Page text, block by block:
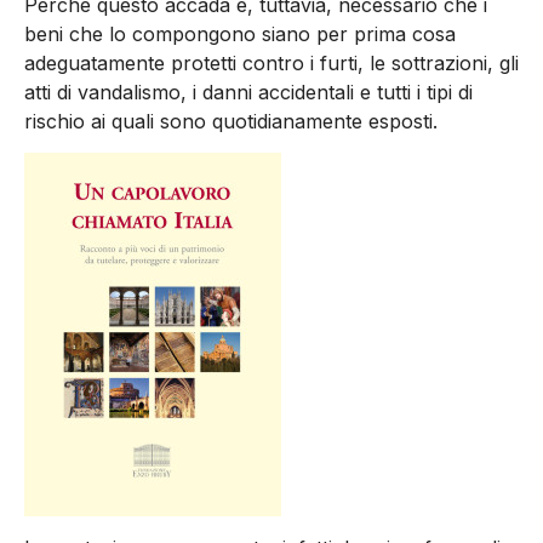
beni che lo compongono siano per prima cosa
adeguatamente protetti contro i furti, le sottrazioni, gli
atti di vandalismo, i danni accidentali e tutti i tipi di
rischio ai quali sono quotidianamente esposti.